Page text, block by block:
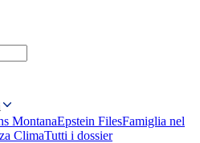
MontanaEpstein FilesFamiglia nel
ClimaTutti i dossier